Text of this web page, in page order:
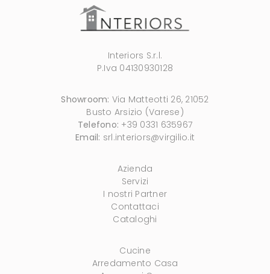
Interiors S.r.l.
P.Iva 04130930128
Showroom: Via Matteotti 26, 21052
Busto Arsizio (Varese)
Telefono: +39 0331 635967
Email: srl.interiors@virgilio.it
Azienda
Servizi
I nostri Partner
Contattaci
Cataloghi
Cucine
Arredamento Casa